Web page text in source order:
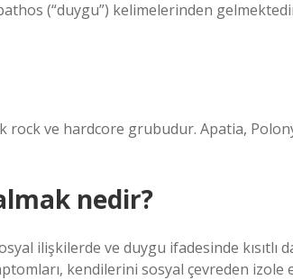
(“duygu”) kelimelerinden
rock ve hardcore grubudur. Apatia,
nedir?
ilişkilerde ve duygu ifadesinde kısıtlı
kendilerini sosyal çevreden izole